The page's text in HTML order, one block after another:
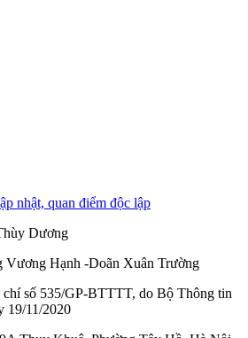
nhật, quan điểm độc lập
Dương
Vương Hạnh -Doãn Xuân Trường
chí số 535/GP-BTTTT, do Bộ Thông tin
19/11/2020